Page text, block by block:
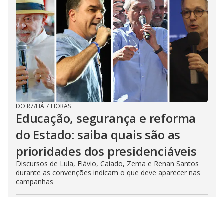
DO R7/HÁ 7 HORAS
Educação, segurança e reforma
do Estado: saiba quais são as
prioridades dos presidenciáveis
Discursos de Lula, Flávio, Caiado, Zema e Renan Santos
durante as convenções indicam o que deve aparecer nas
campanhas